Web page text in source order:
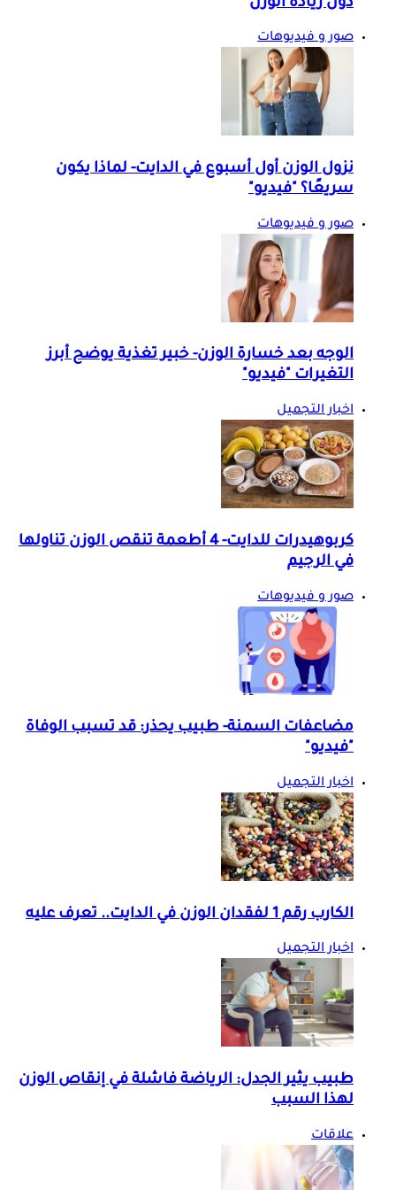
دون زيادة الوزن
صور و فيديوهات
نزول الوزن أول أسبوع في الدايت- لماذا يكون
سريعًا؟ "فيديو"
صور و فيديوهات
الوجه بعد خسارة الوزن- خبير تغذية يوضح أبرز
التغيرات "فيديو"
اخبار التجميل
كربوهيدرات للدايت- 4 أطعمة تنقص الوزن تناولها
في الرجيم
صور و فيديوهات
مضاعفات السمنة- طبيب يحذر: قد تسبب الوفاة
"فيديو"
اخبار التجميل
الكارب رقم 1 لفقدان الوزن في الدايت.. تعرف عليه
اخبار التجميل
طبيب يثير الجدل: الرياضة فاشلة في إنقاص الوزن
لهذا السبب
علاقات